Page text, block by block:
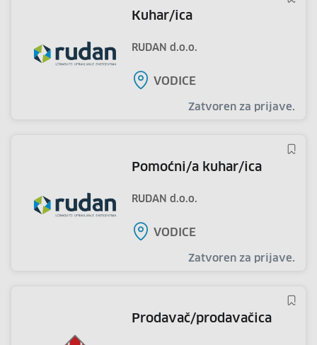
kuhar/ica
RUDAN d.o.o.
VODICE
Zatvoren za prijave.
pomoćni/a kuhar/ica
RUDAN d.o.o.
VODICE
Zatvoren za prijave.
prodavač/prodavačica